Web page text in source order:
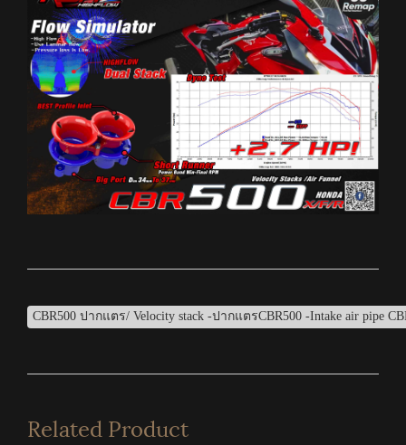
CBR500 ปากแตร/ Velocity stack -ปากแตรCBR500 -Intake air pipe
Related Product